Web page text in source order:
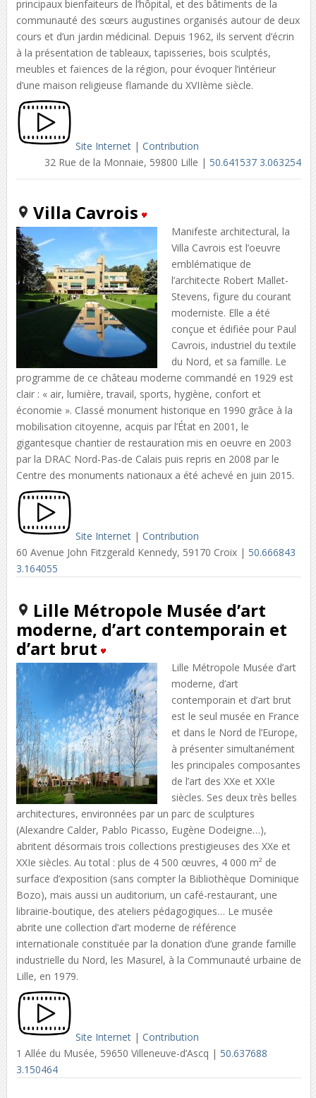
principaux bienfaiteurs de l’hôpital, et des bâtiments de la
communauté des sœurs augustines organisés autour de deux
cours et d’un jardin médicinal. Depuis 1962, ils servent d’écrin
à la présentation de tableaux, tapisseries, bois sculptés,
meubles et faïences de la région, pour évoquer l’intérieur
d’une maison religieuse flamande du XVIIème siècle.
Site Internet| Contribution
32 Rue de la Monnaie, 59800 Lille | 50.641537 3.063254
Villa Cavrois
Manifeste architectural, la
Villa Cavrois est l’oeuvre
emblématique de
l’architecte Robert Mallet-
Stevens, figure du courant
moderniste. Elle a été
conçue et édifiée pour Paul
Cavrois, industriel du textile
du Nord, et sa famille. Le
programme de ce château moderne commandé en 1929 est
clair : « air, lumière, travail, sports, hygiène, confort et
économie ». Classé monument historique en 1990 grâce à la
mobilisation citoyenne, acquis par l’État en 2001, le
gigantesque chantier de restauration mis en oeuvre en 2003
par la DRAC Nord-Pas-de Calais puis repris en 2008 par le
Centre des monuments nationaux a été achevé en juin 2015.
Site Internet| Contribution
60 Avenue John Fitzgerald Kennedy, 59170 Croix | 50.666843
3.164055
Lille Métropole Musée d’art
moderne, d’art contemporain et
d’art brut
Lille Métropole Musée d’art
moderne, d’art
contemporain et d’art brut
est le seul musée en France
et dans le Nord de l’Europe,
à présenter simultanément
les principales composantes
de l’art des XXe et XXIe
siècles. Ses deux très belles
architectures, environnées par un parc de sculptures
(Alexandre Calder, Pablo Picasso, Eugène Dodeigne…),
abritent désormais trois collections prestigieuses des XXe et
XXIe siècles. Au total : plus de 4 500 œuvres, 4 000 m² de
surface d’exposition (sans compter la Bibliothèque Dominique
Bozo), mais aussi un auditorium, un café-restaurant, une
librairie-boutique, des ateliers pédagogiques… Le musée
abrite une collection d’art moderne de référence
internationale constituée par la donation d’une grande famille
industrielle du Nord, les Masurel, à la Communauté urbaine de
Lille, en 1979.
Site Internet| Contribution
1 Allée du Musée, 59650 Villeneuve-d’Ascq | 50.637688
3.150464